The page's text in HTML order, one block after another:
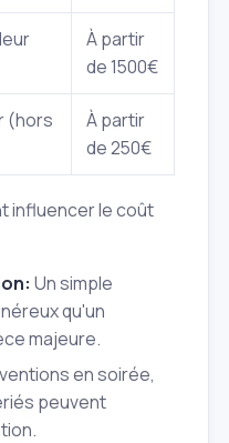
À partir
de 1500€
(hors
À partir
de 250€
influencer le coût
Un simple
qu'un
majeure.
en soirée,
peuvent